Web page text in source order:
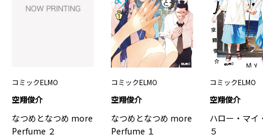
コミックELMO
空翔俊介
なつめとなつめ more
Perfume ２
コミックELMO
空翔俊介
なつめとなつめ more
Perfume １
コミックELMO
空翔俊介
ハロー・マイ
５